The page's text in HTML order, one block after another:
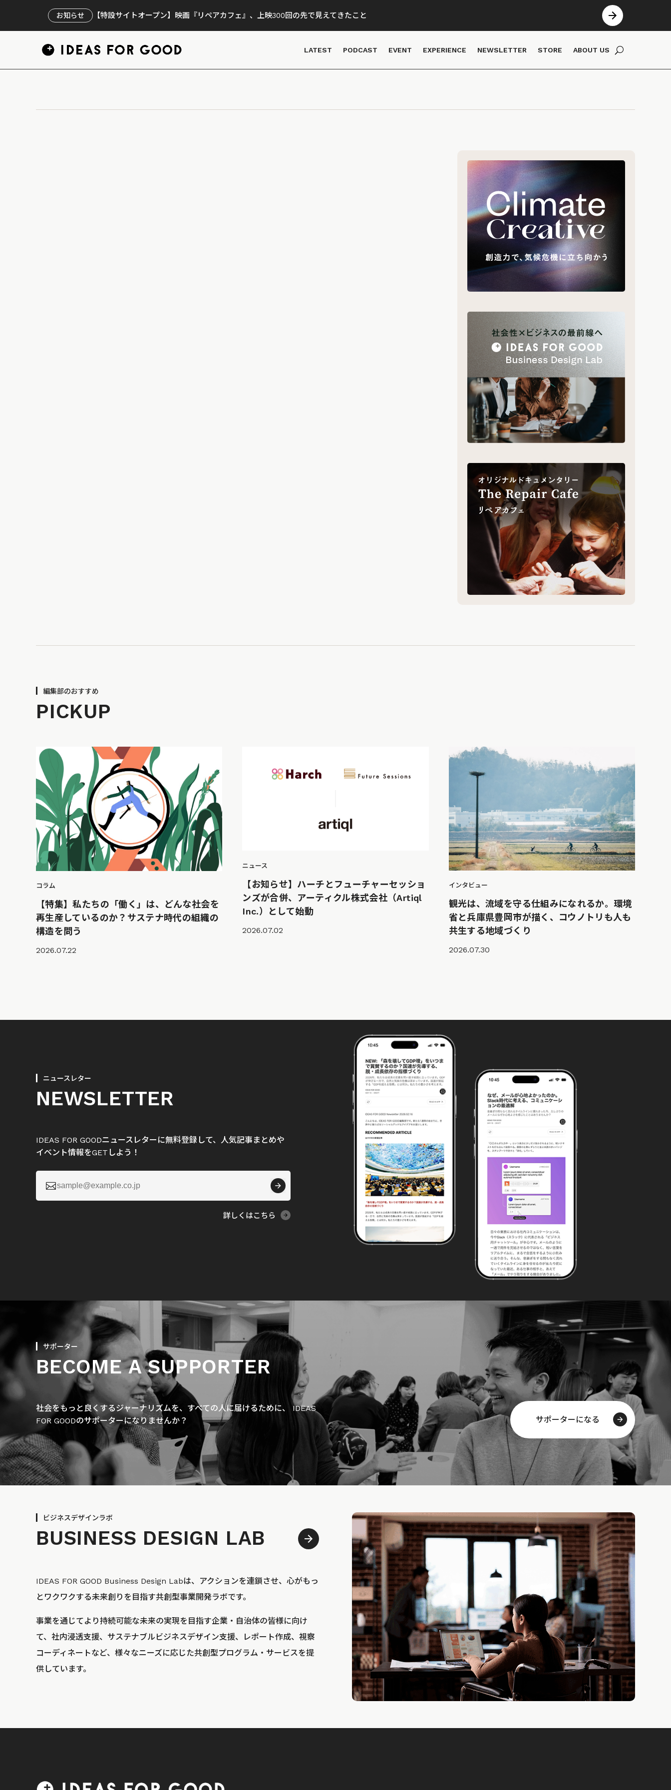
お知らせ 【特設サイトオープン】映画『リペアカフェ』、上映300回の先で見えてきたこと
LATEST PODCAST EVENT EXPERIENCE NEWSLETTER STORE ABOUT US
編集部のおすすめ
PICKUP
コラム
【特集】私たちの「働く」は、どんな社会を
再生産しているのか？サステナ時代の組織の
構造を問う
2026.07.22
ニュース
【お知らせ】ハーチとフューチャーセッショ
ンズが合併、アーティクル株式会社（Artiql
Inc.）として始動
2026.07.02
インタビュー
観光は、流域を守る仕組みになれるか。環境
省と兵庫県豊岡市が描く、コウノトリも人も
共生する地域づくり
2026.07.30
ニュースレター
NEWSLETTER
IDEAS FOR GOODニュースレターに無料登録して、人気記事まとめや
イベント情報をGETしよう！

詳しくはこちら
サポーター
BECOME A SUPPORTER
社会をもっと良くするジャーナリズムを、すべての人に届けるために、 IDEAS
FOR GOODのサポーターになりませんか？
サポーターになる
ビジネスデザインラボ
BUSINESS DESIGN LAB
IDEAS FOR GOOD Business Design Labは、アクションを連鎖させ、心がもっ
とワクワクする未来創りを目指す共創型事業開発ラボです。
事業を通じてより持続可能な未来の実現を目指す企業・自治体の皆様に向け
て、社内浸透支援、サステナブルビジネスデザイン支援、レポート作成、視察
コーディネートなど、様々なニーズに応じた共創型プログラム・サービスを提
供しています。